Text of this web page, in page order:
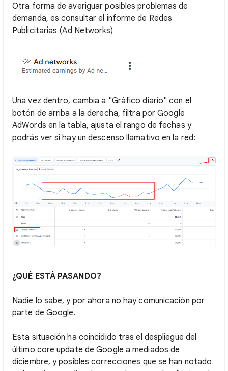
Otra forma de averiguar posibles problemas de
demanda, es consultar el informe de Redes
Publicitarias (Ad Networks)
Una vez dentro, cambia a "Gráfico diario" con el
botón de arriba a la derecha, filtra por Google
AdWords en la tabla, ajusta el rango de fechas y
podrás ver si hay un descenso llamativo en la red:
¿QUÉ ESTÁ PASANDO?
Nadie lo sabe, y por ahora no hay comunicación por
parte de Google.
Esta situación ha coincidido tras el despliegue del
último core update de Google a mediados de
diciembre, y posibles correcciones que se han notado